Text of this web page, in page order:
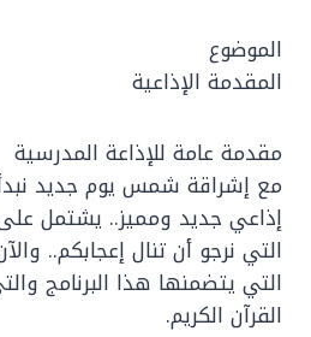
الموضوع
المقدمة الإذاعية
مقدمة عامة للإذاعة المدرسية
مع إشراقة شمس يوم جديد
إذاعي جديد ومميز.. يشتمل
التي نرجو أن تنال إعجابكم..
التي يتضمنها هذا البرنامج
القرآن الكريم.